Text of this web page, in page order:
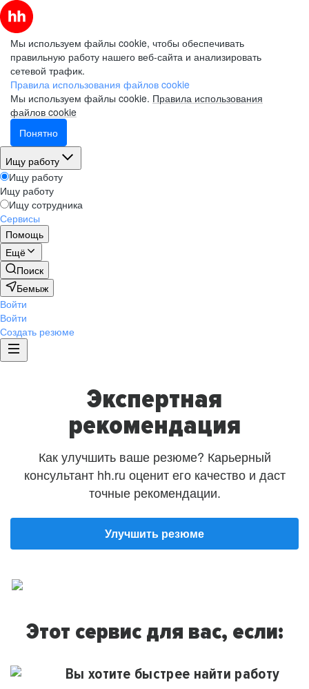
Мы используем файлы cookie, чтобы обеспечивать
правильную работу нашего веб-сайта и анализировать
сетевой трафик.
Правила использования файлов cookie
Мы используем файлы cookie. Правила использования
файлов cookie
Понятно
Ищу работу
Ищу работу
Ищу работу
Ищу сотрудника
Сервисы
Помощь
Ещё
Поиск
Бемыж
Войти
Войти
Создать резюме
Экспертная
рекомендация
Как улучшить ваше резюме? Карьерный
консультант hh.ru оценит его качество и даст
точные рекомендации.
Улучшить резюме
Этот сервис для вас, если:
Вы хотите быстрее найти работу